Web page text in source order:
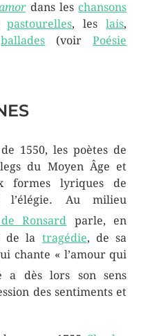
dans les chansons
pastourelles, leslais,
ballades (voirPoésie
1550, les poètes de
du Moyen Âge et
formes lyriques de
Au milieu
Ronsard parle, en
de la tragédie, de sa
chante « l’amour qui
a dès lors son sens
des sentiments et